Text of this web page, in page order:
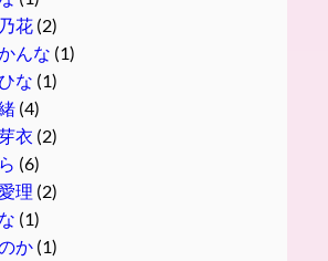
花(2)
んな (1)
な (1)
(4)
衣 (2)
(6)
理 (2)
(1)
か(1)